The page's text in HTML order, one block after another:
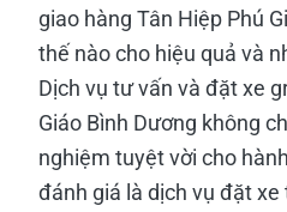
giao hàng Tân Hiệp Phú
thế nào cho hiệu quả và
Dịch vụ tư vấn và đặt xe
Giáo Bình Dương không
nghiệm tuyệt vời cho
đánh giá là dịch vụ đặt